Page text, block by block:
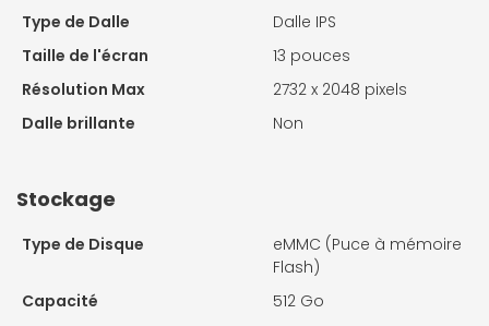
Type de Dalle
Dalle IPS
Taille de l'écran
13 pouces
Résolution Max
2732 x 2048 pixels
Dalle brillante
Non
Stockage
Type de Disque
eMMC (Puce à mémoire
Flash)
Capacité
512 Go